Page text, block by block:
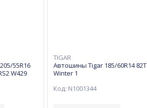
55R16
W429
TIGAR
Автошины Tigar 185/60R14 82T
Winter 1
Код: N1001344